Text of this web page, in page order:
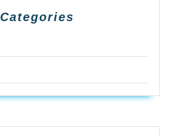
Categories